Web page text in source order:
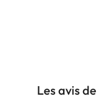
Les avis